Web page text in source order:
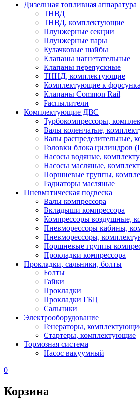
Дизельная топливная аппаратура
ТНВД
ТНВД, комплектующие
Плунжерные секции
Плунжерные пары
Кулачковые шайбы
Клапаны нагнетательные
Клапаны перепускные
ТННД, комплектующие
Комплектующие к
Клапаны Common Rail
Распылители
Комплектующие ДВС
Турбокомпрессоры,
Валы коленчатые,
Валы распределительные,
Головки блока цилиндров
Насосы водяные,
Насосы масляные,
Поршневые группы,
Радиаторы масляные
Пневматическая подвеска
Валы компрессора
Вкладыши компрессора
Компрессоры воздушные,
Пневморессоры кабины,
Пневморессоры,
Поршневые группы
Прокладки компрессора
Прокладки, сальники, болты
Болты
Гайки
Прокладки
Прокладки ГБЦ
Сальники
Электрооборудование
Генераторы,
Стартеры, комплектующие
Тормозная система
Насос вакуумный
0
Корзина